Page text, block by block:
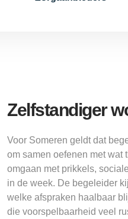
Zelfstandiger
Voor Someren geldt dat
om samen oefenen met wat
omgaan met prikkels,
in de week. De begeleider
welke afspraken haalbaar
die voorspelbaarheid veel